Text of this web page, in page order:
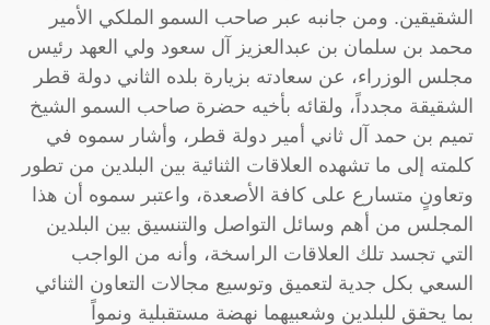
الشقيقين. ومن جانبه عبر صاحب السمو الملكي الأمير
محمد بن سلمان بن عبدالعزيز آل سعود ولي العهد رئيس
مجلس الوزراء، عن سعادته بزيارة بلده الثاني دولة قطر
الشقيقة مجدداً، ولقائه بأخيه حضرة صاحب السمو الشيخ
تميم بن حمد آل ثاني أمير دولة قطر، وأشار سموه في
كلمته إلى ما تشهده العلاقات الثنائية بين البلدين من تطور
وتعاونٍ متسارع على كافة الأصعدة، واعتبر سموه أن هذا
المجلس من أهم وسائل التواصل والتنسيق بين البلدين
التي تجسد تلك العلاقات الراسخة، وأنه من الواجب
السعي بكل جدية لتعميق وتوسيع مجالات التعاون الثنائي
بما يحقق للبلدين وشعبيهما نهضة مستقبلية ونمواً